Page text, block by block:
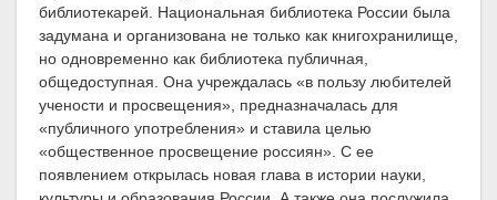
библиотекарей. Национальная библиотека России была
задумана и организована не только как книгохранилище,
но одновременно как библиотека публичная,
общедоступная. Она учреждалась «в пользу любителей
учености и просвещения», предназначалась для
«публичного употребления» и ставила целью
«общественное просвещение россиян». С ее
появлением открылась новая глава в истории науки,